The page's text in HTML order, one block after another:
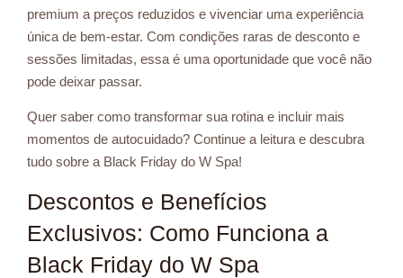
premium a preços reduzidos e vivenciar uma experiência
única de bem-estar. Com condições raras de desconto e
sessões limitadas, essa é uma oportunidade que você não
pode deixar passar.
Quer saber como transformar sua rotina e incluir mais
momentos de autocuidado? Continue a leitura e descubra
tudo sobre a Black Friday do W Spa!
Descontos e Benefícios
Exclusivos: Como Funciona a
Black Friday do W Spa